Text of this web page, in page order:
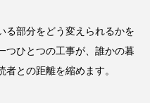
る部分をどう変えられるかを
つひとつの工事が、誰かの暮
との距離を縮めます。